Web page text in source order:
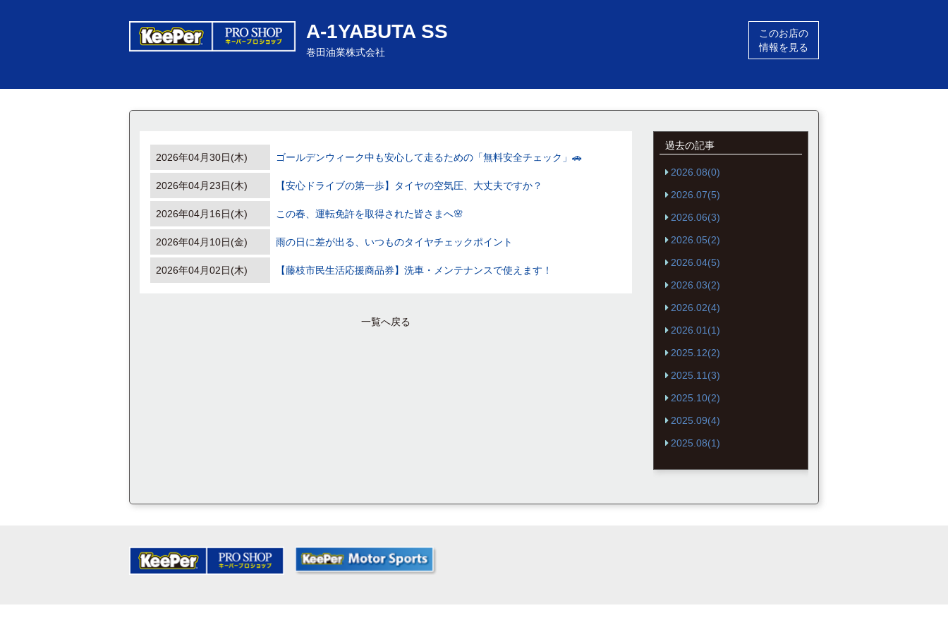
A-1YABUTA SS
巻田油業株式会社
このお店の
情報を見る
2026年04月30日(木) ゴールデンウィーク中も安心して走るための「無料安全チェック」🚗
2026年04月23日(木) 【安心ドライブの第一歩】タイヤの空気圧、大丈夫ですか？
2026年04月16日(木) この春、運転免許を取得された皆さまへ🌸
2026年04月10日(金) 雨の日に差が出る、いつものタイヤチェックポイント
2026年04月02日(木) 【藤枝市民生活応援商品券】洗車・メンテナンスで使えます！
一覧へ戻る
過去の記事
2026.08(0)
2026.07(5)
2026.06(3)
2026.05(2)
2026.04(5)
2026.03(2)
2026.02(4)
2026.01(1)
2025.12(2)
2025.11(3)
2025.10(2)
2025.09(4)
2025.08(1)